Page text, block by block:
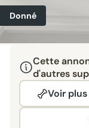
Donné
Cette
d'autres
Voir